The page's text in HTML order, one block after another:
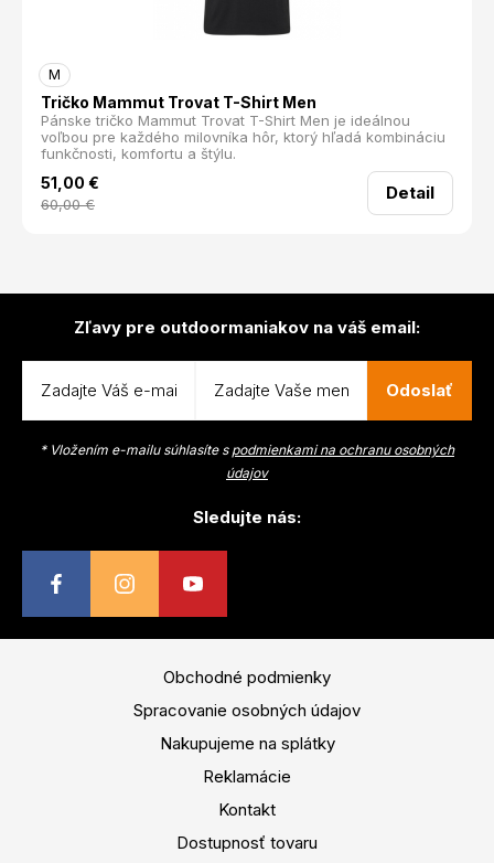
M
Tričko Mammut Trovat T-Shirt Men
Pánske tričko Mammut Trovat T-Shirt Men je ideálnou
voľbou pre každého milovníka hôr, ktorý hľadá kombináciu
funkčnosti, komfortu a štýlu.
51,00 €
60,00€
Detail
Zľavy pre outdoormaniakov na váš email:
Odoslať
* Vložením e-mailu súhlasíte s podmienkami na ochranu osobných
údajov
Sledujte nás:
Obchodné podmienky
Spracovanie osobných údajov
Nakupujeme na splátky
Reklamácie
Kontakt
Dostupnosť tovaru